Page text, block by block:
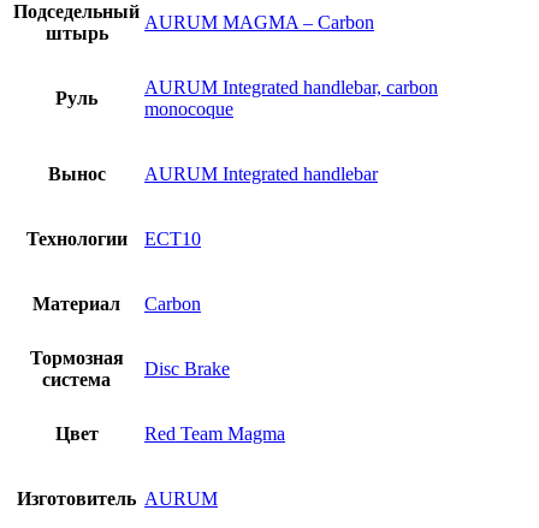
Подседельный
штырь
AURUM MAGMA – Carbon
Руль
AURUM Integrated handlebar, carbon
monocoque
Вынос AURUM Integrated handlebar
Технологии ECT10
Материал Carbon
Тормозная
система
Disc Brake
Цвет Red Team Magma
Изготовитель AURUM